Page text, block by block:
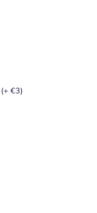
€3)